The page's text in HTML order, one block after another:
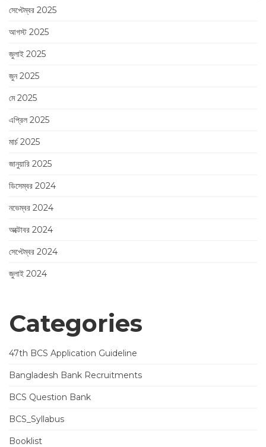
সেপ্টেম্বর 2025
আগস্ট 2025
জুলাই 2025
জুন 2025
মে 2025
এপ্রিল 2025
মার্চ 2025
জানুয়ারি 2025
ডিসেম্বর 2024
নভেম্বর 2024
অক্টোবর 2024
সেপ্টেম্বর 2024
জুলাই 2024
Categories
47th BCS Application Guideline
Bangladesh Bank Recruitments
BCS Question Bank
BCS_Syllabus
Booklist